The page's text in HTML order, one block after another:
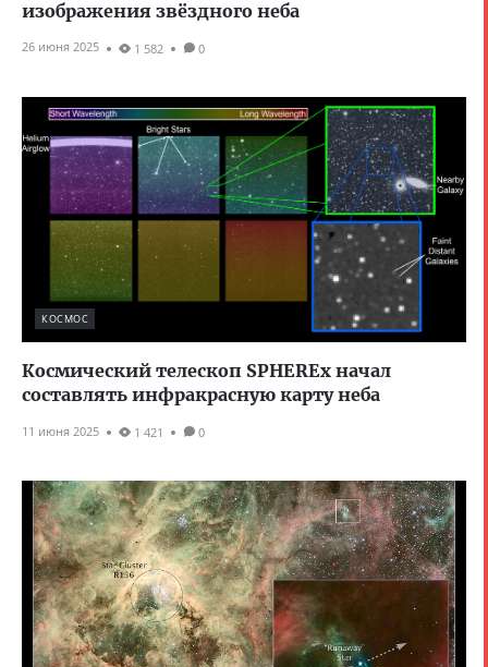
изображения звёздного неба
26 июня 2025 1 582 0
КОСМОС
Космический телескоп SPHEREx начал
составлять инфракрасную карту неба
11 июня 2025 1 421 0